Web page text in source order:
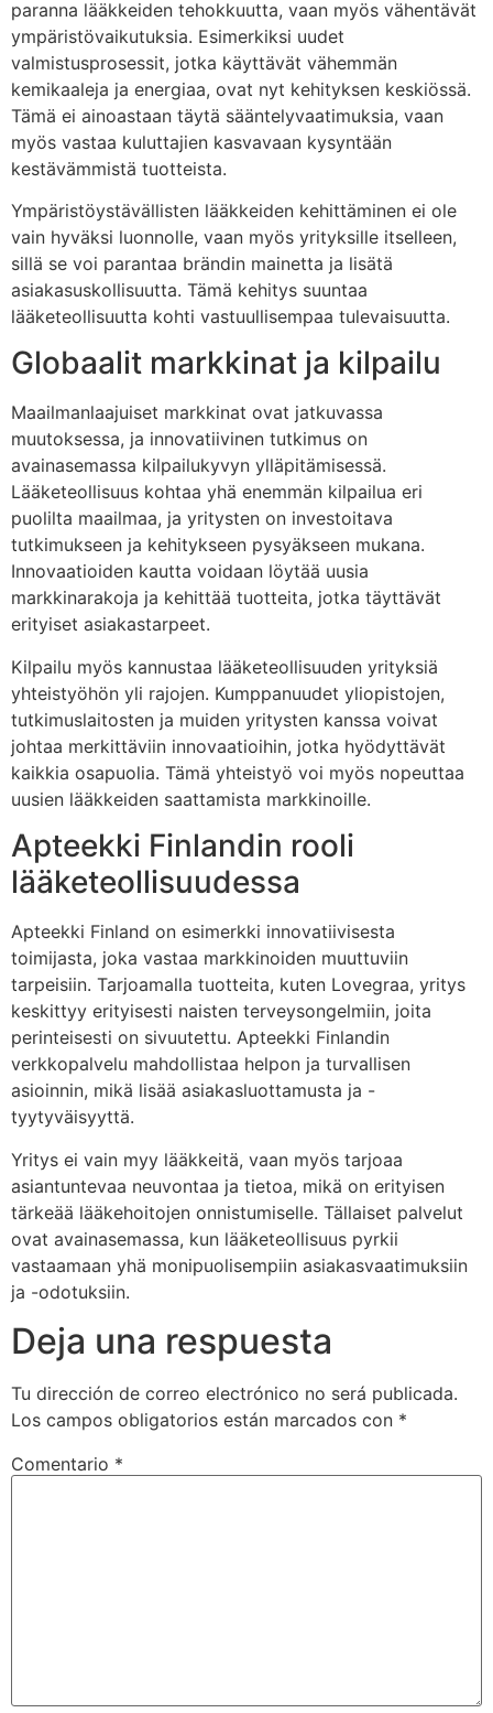
paranna lääkkeiden tehokkuutta, vaan myös vähentävät
ympäristövaikutuksia. Esimerkiksi uudet
valmistusprosessit, jotka käyttävät vähemmän
kemikaaleja ja energiaa, ovat nyt kehityksen keskiössä.
Tämä ei ainoastaan täytä sääntelyvaatimuksia, vaan
myös vastaa kuluttajien kasvavaan kysyntään
kestävämmistä tuotteista.
Ympäristöystävällisten lääkkeiden kehittäminen ei ole
vain hyväksi luonnolle, vaan myös yrityksille itselleen,
sillä se voi parantaa brändin mainetta ja lisätä
asiakasuskollisuutta. Tämä kehitys suuntaa
lääketeollisuutta kohti vastuullisempaa tulevaisuutta.
Globaalit markkinat ja kilpailu
Maailmanlaajuiset markkinat ovat jatkuvassa
muutoksessa, ja innovatiivinen tutkimus on
avainasemassa kilpailukyvyn ylläpitämisessä.
Lääketeollisuus kohtaa yhä enemmän kilpailua eri
puolilta maailmaa, ja yritysten on investoitava
tutkimukseen ja kehitykseen pysyäkseen mukana.
Innovaatioiden kautta voidaan löytää uusia
markkinarakoja ja kehittää tuotteita, jotka täyttävät
erityiset asiakastarpeet.
Kilpailu myös kannustaa lääketeollisuuden yrityksiä
yhteistyöhön yli rajojen. Kumppanuudet yliopistojen,
tutkimuslaitosten ja muiden yritysten kanssa voivat
johtaa merkittäviin innovaatioihin, jotka hyödyttävät
kaikkia osapuolia. Tämä yhteistyö voi myös nopeuttaa
uusien lääkkeiden saattamista markkinoille.
Apteekki Finlandin rooli
lääketeollisuudessa
Apteekki Finland on esimerkki innovatiivisesta
toimijasta, joka vastaa markkinoiden muuttuviin
tarpeisiin. Tarjoamalla tuotteita, kuten Lovegraa, yritys
keskittyy erityisesti naisten terveysongelmiin, joita
perinteisesti on sivuutettu. Apteekki Finlandin
verkkopalvelu mahdollistaa helpon ja turvallisen
asioinnin, mikä lisää asiakasluottamusta ja -
tyytyväisyyttä.
Yritys ei vain myy lääkkeitä, vaan myös tarjoaa
asiantuntevaa neuvontaa ja tietoa, mikä on erityisen
tärkeää lääkehoitojen onnistumiselle. Tällaiset palvelut
ovat avainasemassa, kun lääketeollisuus pyrkii
vastaamaan yhä monipuolisempiin asiakasvaatimuksiin
ja -odotuksiin.
Deja una respuesta
Tu dirección de correo electrónico no será publicada.
Los campos obligatorios están marcados con *
Comentario *